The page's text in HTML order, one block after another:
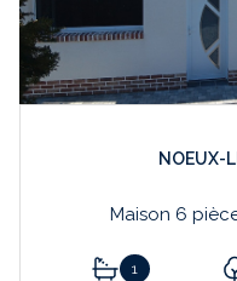
NOEUX-
1